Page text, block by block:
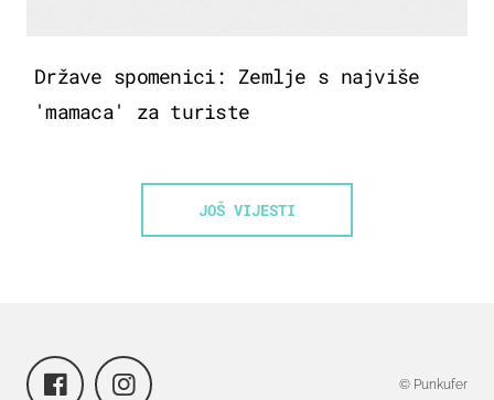
Države spomenici: Zemlje s najviše
'mamaca' za turiste
JOŠ VIJESTI
© Punkufer